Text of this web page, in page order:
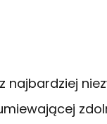
najbardziej